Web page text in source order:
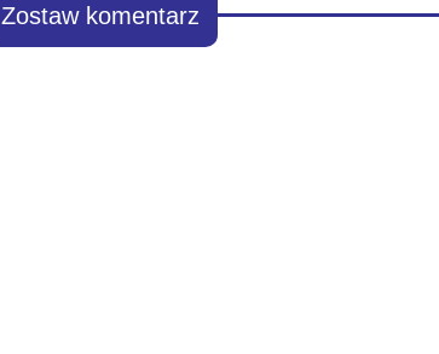
Zostaw komentarz